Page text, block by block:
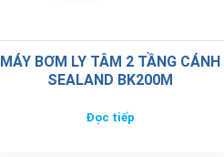
MÁY BƠM LY TÂM 2 TẦNG CÁNH
SEALAND BK200M
Đọc tiếp